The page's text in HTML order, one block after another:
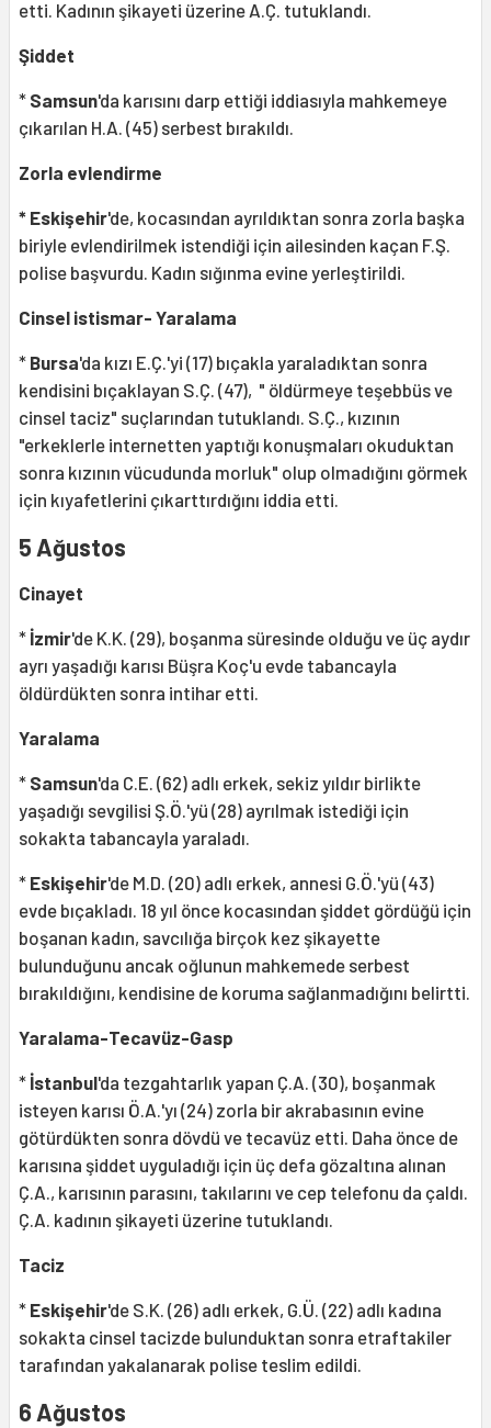
etti. Kadının şikayeti üzerine A.Ç. tutuklandı.
Şiddet
* Samsun'da karısını darp ettiği iddiasıyla mahkemeye
çıkarılan H.A. (45) serbest bırakıldı.
Zorla evlendirme
* Eskişehir'de, kocasından ayrıldıktan sonra zorla başka
biriyle evlendirilmek istendiği için ailesinden kaçan F.Ş.
polise başvurdu. Kadın sığınma evine yerleştirildi.
Cinsel istismar- Yaralama
* Bursa'da kızı E.Ç.'yi (17) bıçakla yaraladıktan sonra
kendisini bıçaklayan S.Ç. (47), " öldürmeye teşebbüs ve
cinsel taciz" suçlarından tutuklandı. S.Ç., kızının
"erkeklerle internetten yaptığı konuşmaları okuduktan
sonra kızının vücudunda morluk" olup olmadığını görmek
için kıyafetlerini çıkarttırdığını iddia etti.
5 Ağustos
Cinayet
* İzmir'de K.K. (29), boşanma süresinde olduğu ve üç aydır
ayrı yaşadığı karısı Büşra Koç'u evde tabancayla
öldürdükten sonra intihar etti.
Yaralama
* Samsun'da C.E. (62) adlı erkek, sekiz yıldır birlikte
yaşadığı sevgilisi Ş.Ö.'yü (28) ayrılmak istediği için
sokakta tabancayla yaraladı.
* Eskişehir'de M.D. (20) adlı erkek, annesi G.Ö.'yü (43)
evde bıçakladı. 18 yıl önce kocasından şiddet gördüğü için
boşanan kadın, savcılığa birçok kez şikayette
bulunduğunu ancak oğlunun mahkemede serbest
bırakıldığını, kendisine de koruma sağlanmadığını belirtti.
Yaralama-Tecavüz-Gasp
* İstanbul'da tezgahtarlık yapan Ç.A. (30), boşanmak
isteyen karısı Ö.A.'yı (24) zorla bir akrabasının evine
götürdükten sonra dövdü ve tecavüz etti. Daha önce de
karısına şiddet uyguladığı için üç defa gözaltına alınan
Ç.A., karısının parasını, takılarını ve cep telefonu da çaldı.
Ç.A. kadının şikayeti üzerine tutuklandı.
Taciz
* Eskişehir'de S.K. (26) adlı erkek, G.Ü. (22) adlı kadına
sokakta cinsel tacizde bulunduktan sonra etraftakiler
tarafından yakalanarak polise teslim edildi.
6 Ağustos